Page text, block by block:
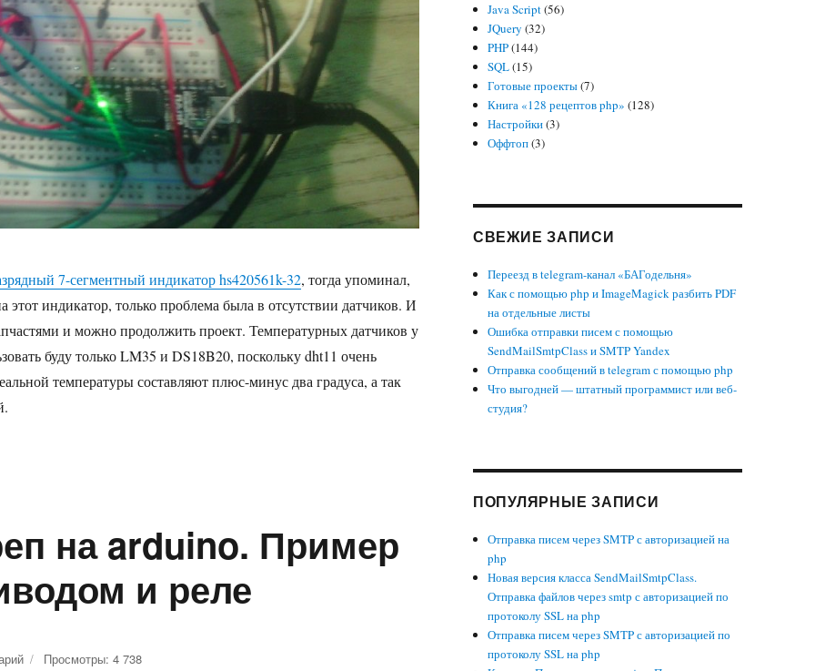
7-сегментный индикатор hs420561k-32, тогда упоминал,
этот индикатор, только проблема была в отсутствии датчиков. И
и можно продолжить проект. Температурных датчиков у
буду только LM35 и DS18B20, поскольку dht11 очень
температуры составляют плюс-минус два градуса, а так
на arduino. Пример
и реле
Просмотры: 4 738
Java Script(56)
JQuery (32)
PHP(144)
SQL(15)
Готовые проекты(7)
Книга «128 рецептов php» (128)
Настройки(3)
Оффтоп(3)
СВЕЖИЕ ЗАПИСИ
Переезд в telegram-канал «БАГодельня»
Как с помощью php и ImageMagick разбить PDF
на отдельные листы
Ошибка отправки писем с помощью
SendMailSmtpClass и SMTP Yandex
Отправка сообщений в telegram с помощью php
Что выгодней — штатный программист или веб-
студия?
ПОПУЛЯРНЫЕ ЗАПИСИ
Отправка писем через SMTP с авторизацией на
php
Новая версия класса SendMailSmtpClass.
Отправка файлов через smtp с авторизацией по
протоколу SSL на php
Отправка писем через SMTP с авторизацией по
протоколу SSL на php